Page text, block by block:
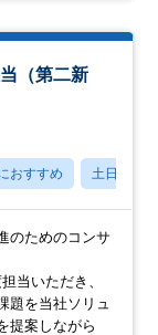
（第二新
おすすめ 土日祝休み
のためのコンサ
当いただき、
題を当社ソリュ
提案しながら